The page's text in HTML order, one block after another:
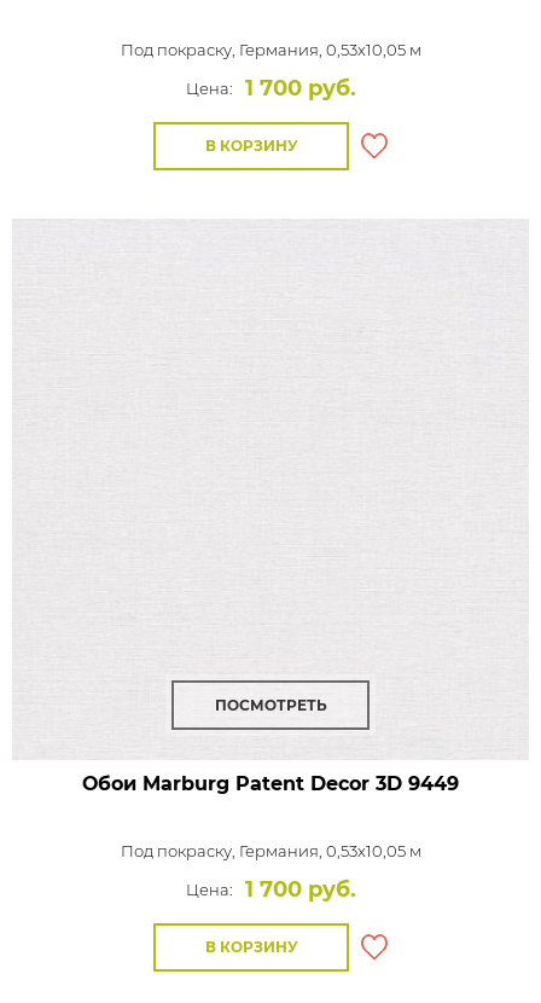
Под покраску, Германия, 0,53x10,05 м
Цена:
1 700 руб.
В КОРЗИНУ
ПОСМОТРЕТЬ
Обои Marburg Patent Decor 3D 9449
Под покраску, Германия, 0,53x10,05 м
Цена:
1 700 руб.
В КОРЗИНУ